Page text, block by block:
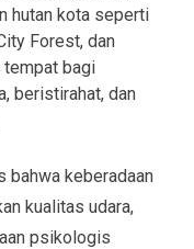
hutan kota seperti
Forest, dan
tempat bagi
beristirahat, dan
bahwa keberadaan
kualitas udara,
psikologis